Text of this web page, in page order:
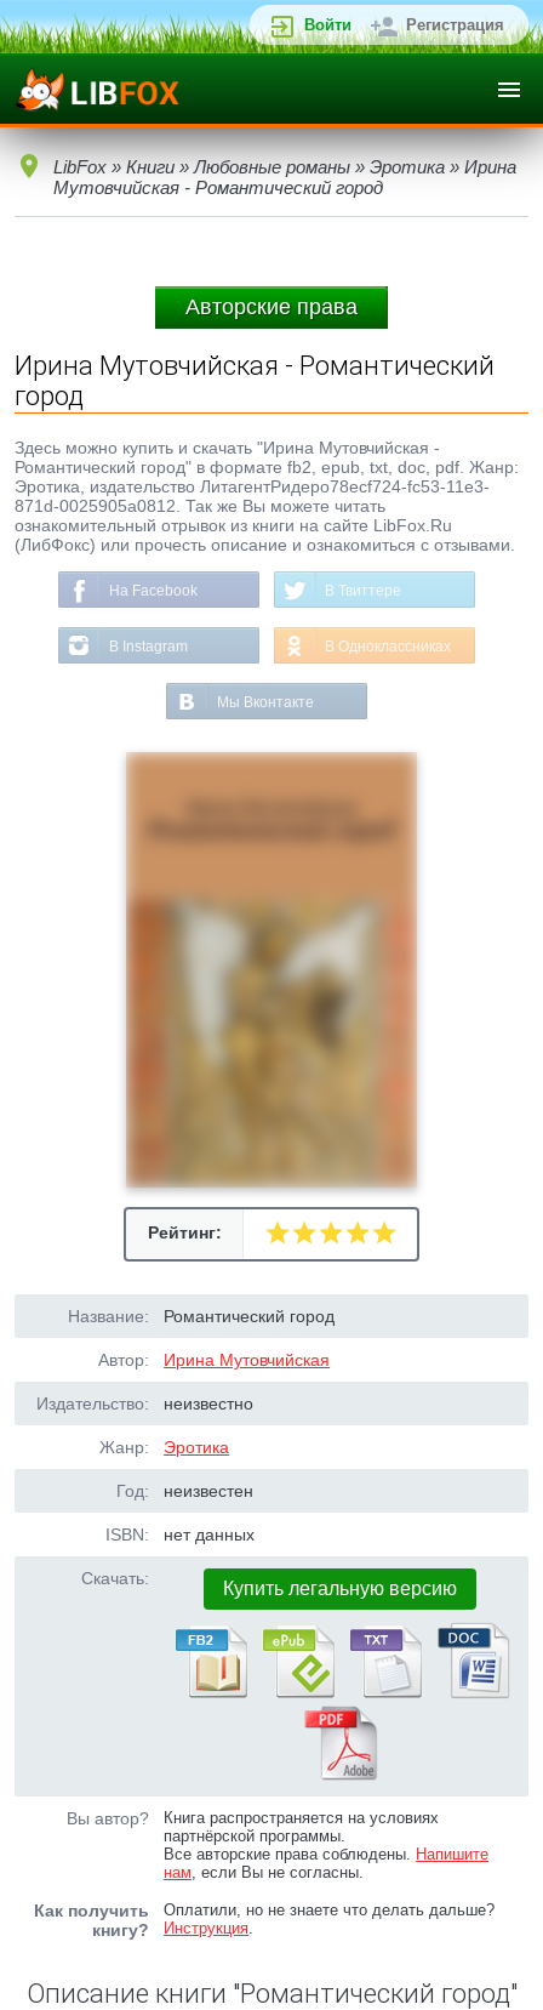
Войти Регистрация
LibFox » Книги » Любовные романы » Эротика » Ирина
Мутовчийская - Романтический город
Авторские права
Ирина Мутовчийская - Романтический
город
Здесь можно купить и скачать "Ирина Мутовчийская -
Романтический город" в формате fb2, epub, txt, doc, pdf. Жанр:
Эротика, издательство ЛитагентРидеро78ecf724-fc53-11e3-
871d-0025905a0812. Так же Вы можете читать
ознакомительный отрывок из книги на сайте LibFox.Ru
(ЛибФокс) или прочесть описание и ознакомиться с отзывами.
На Facebook В Твиттере
В Instagram В Одноклассниках
Мы Вконтакте
Рейтинг:
Название: Романтический город
Автор: Ирина Мутовчийская
Издательство: неизвестно
Жанр: Эротика
Год: неизвестен
ISBN: нет данных
Скачать: Купить легальную версию
Вы автор?
Книга распространяется на условиях
партнёрской программы.
Все авторские права соблюдены. Напишите
нам, если Вы не согласны.
Как получить
книгу?
Оплатили, но не знаете что делать дальше?
Инструкция.
Описание книги "Романтический город"